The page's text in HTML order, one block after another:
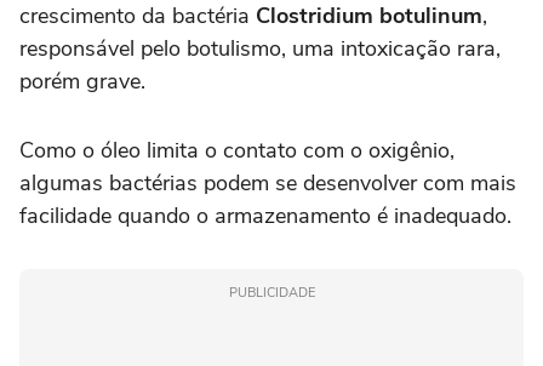
crescimento da bactéria Clostridium botulinum,
responsável pelo botulismo, uma intoxicação rara,
porém grave.
Como o óleo limita o contato com o oxigênio,
algumas bactérias podem se desenvolver com mais
facilidade quando o armazenamento é inadequado.
PUBLICIDADE